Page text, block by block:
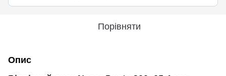
Порівняти
Опис